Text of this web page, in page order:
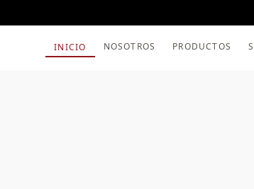
INICIO NOSOTROS PRODUCTOS